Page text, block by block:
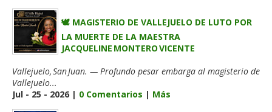
🕊️ MAGISTERIO DE VALLEJUELO DE LUTO POR
LA MUERTE DE LA MAESTRA
JACQUELINE MONTERO VICENTE
Vallejuelo, San Juan. — Profundo pesar embarga al magisterio de
Vallejuelo...
Jul - 25 - 2026 | 0 Comentarios | Más